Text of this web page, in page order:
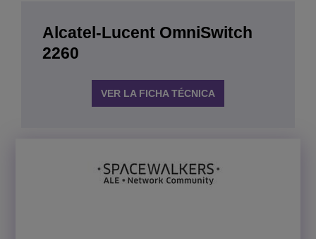
Alcatel-Lucent OmniSwitch
2260
VER LA FICHA TÉCNICA